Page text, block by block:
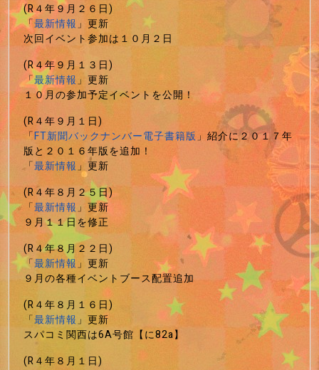
(R４年９月２６日)
「最新情報」更新
次回イベント参加は１０月２日
(R４年９月１３日)
「最新情報」更新
１０月の参加予定イベントを公開！
(R４年９月１日)
「FT新聞バックナンバー電子書籍版」紹介に２０１７年
版と２０１６年版を追加！
「最新情報」更新
(R４年８月２５日)
「最新情報」更新
９月１１日を修正
(R４年８月２２日)
「最新情報」更新
９月の各種イベントブース配置追加
(R４年８月１６日)
「最新情報」更新
スパコミ関西は6A号館【に82a】
(R４年８月１日)